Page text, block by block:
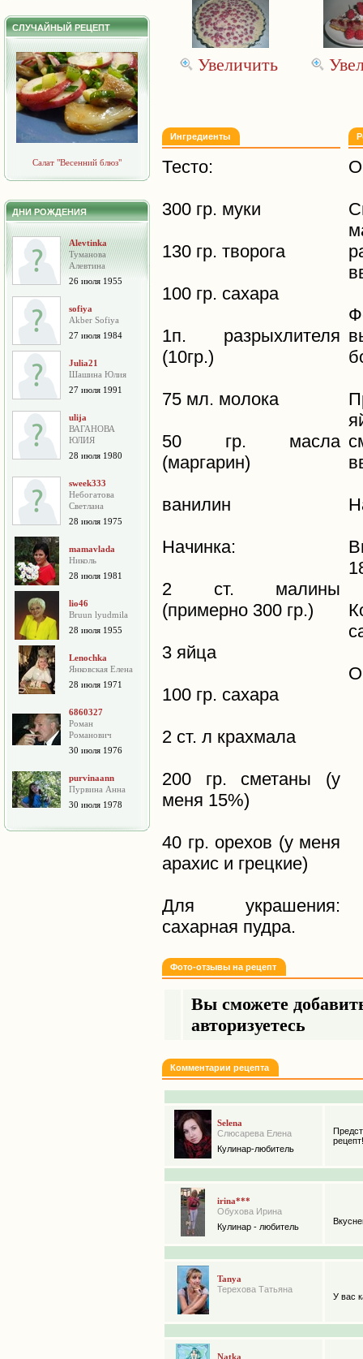
СЛУЧАЙНЫЙ РЕЦЕПТ
Салат "Весенний блюз"
ДНИ РОЖДЕНИЯ
Alevtinka
Туманова
Алевтина
26 июля 1955
sofiya
Akber Sofiya
27 июля 1984
Julia21
Шашина Юлия
27 июля 1991
ulija
ВАГАНОВА
ЮЛИЯ
28 июля 1980
sweek333
Небогатова
Cветлана
28 июля 1975
mamavlada
Николь
28 июля 1981
lio46
Bruun lyudmila
28 июля 1955
Lenochka
Янковская Елена
28 июля 1971
6860327
Роман
Романович
30 июля 1976
purvinaann
Пурвина Анна
30 июля 1978
Увеличить
Ингредиенты
Тесто:
300 гр. муки
130 гр. творога
100 гр. сахара
1п. разрыхлителя
(10гр.)
75 мл. молока
50 гр. масла
(маргарин)
ванилин
Начинка:
2 ст. малины
(примерно 300 гр.)
3 яйца
100 гр. сахара
2 ст. л крахмала
200 гр. сметаны (у
меня 15%)
40 гр. орехов (у меня
арахис и грецкие)
Для украшения:
сахарная пудра.
Фото-отзывы на рецепт
Вы сможете
авторизуетесь
Комментарии рецепта
Selena
Слюсарева Елена
Кулинар-любитель
рецепт!
irina***
Обухова Ирина
Кулинар - любитель
Tanya
Терехова Татьяна
У вас
Natka